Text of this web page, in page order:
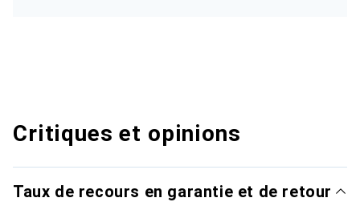
Critiques et opinions
Taux de recours en garantie et de retour